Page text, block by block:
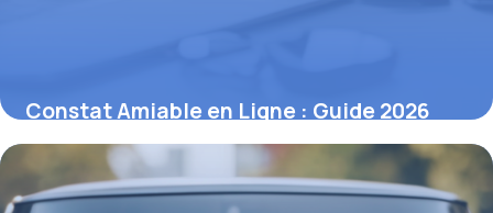
Constat Amiable en Ligne : Guide 2026
17 avril 2026